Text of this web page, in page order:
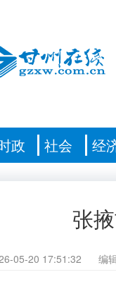
政 社会 经
张
05-20 17:51:32 编